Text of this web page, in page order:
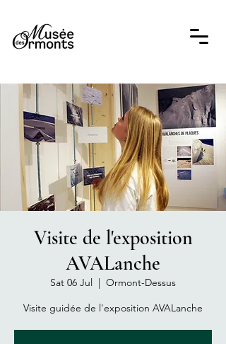
Visite de l'exposition
AVALanche
Sat 06 Jul
  |
Ormont-Dessus
Visite guidée de l'exposition AVALanche